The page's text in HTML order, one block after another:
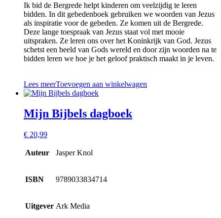
Ik bid de Bergrede helpt kinderen om veelzijdig te leren
bidden. In dit gebedenboek gebruiken we woorden van Jezus
als inspiratie voor de gebeden. Ze komen uit de Bergrede.
Deze lange toespraak van Jezus staat vol met mooie
uitspraken. Ze leren ons over het Koninkrijk van God. Jezus
schetst een beeld van Gods wereld en door zijn woorden na te
bidden leren we hoe je het geloof praktisch maakt in je leven.
Lees meerToevoegen aan winkelwagen
Mijn Bijbels dagboek
€ 20,99
Auteur Jasper Knol
ISBN 9789033834714
Uitgever Ark Media